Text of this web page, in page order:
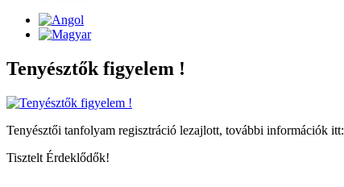
Tenyésztők figyelem !
Tenyésztői tanfolyam regisztráció lezajlott, további információk itt:
Tisztelt Érdeklődők!